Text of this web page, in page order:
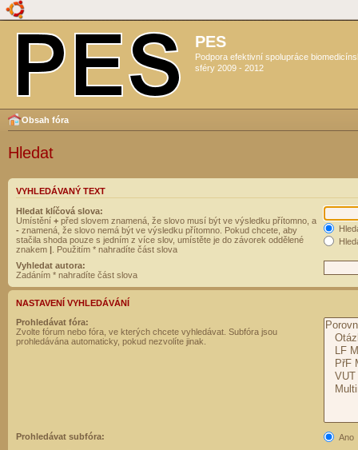
PES
Podpora efektivní spolupráce
sféry 2009 - 2012
Obsah fóra
Hledat
VYHLEDÁVANÝ TEXT
Hledat klíčová slova:
Umístění + před slovem znamená, že slovo musí být ve výsledku přítomno, a
- znamená, že slovo nemá být ve výsledku přítomno. Pokud chcete, aby
stačila shoda pouze s jedním z více slov, umístěte je do závorek oddělené
znakem | . Použitím * nahradíte část slova
Vyhledat autora:
Zadáním * nahradíte část slova
NASTAVENÍ VYHLEDÁVÁNÍ
Prohledávat fóra:
Zvolte fórum nebo fóra, ve kterých chcete vyhledávat. Subfóra jsou
prohledávána automaticky, pokud nezvolíte jinak.
Prohledávat subfóra:
Ano